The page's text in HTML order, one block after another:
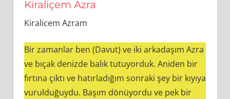
Kiraliçem Azra
Kiralicem Azram
Bir zamanlar ben (Davut) ve iki arkadaşım Azra
ve bıçak denizde balık tutuyorduk. Aniden bir
fırtına çıktı ve hatırladığım sonraki şey bir kıyıya
vurulduğuydu. Başım dönüyordu ve pek bir